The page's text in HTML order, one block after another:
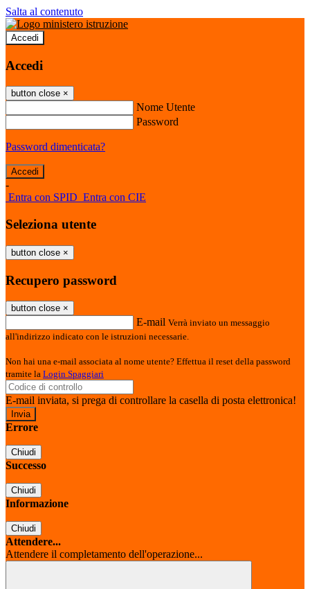
Salta al contenuto
Accedi
Accedi
button close ×
Nome Utente
Password
Password dimenticata?
-
Entra con SPID Entra con CIE
Seleziona utente
button close ×
Recupero password
button close ×
E-mail Verrà inviato un messaggio
all'indirizzo indicato con le istruzioni necessarie.
Non hai una e-mail associata al nome utente? Effettua il reset della password
tramite la Login Spaggiari
E-mail inviata, si prega di controllare la casella di posta elettronica!
Errore
Chiudi
Successo
Chiudi
Informazione
Chiudi
Attendere...
Attendere il completamento dell'operazione...